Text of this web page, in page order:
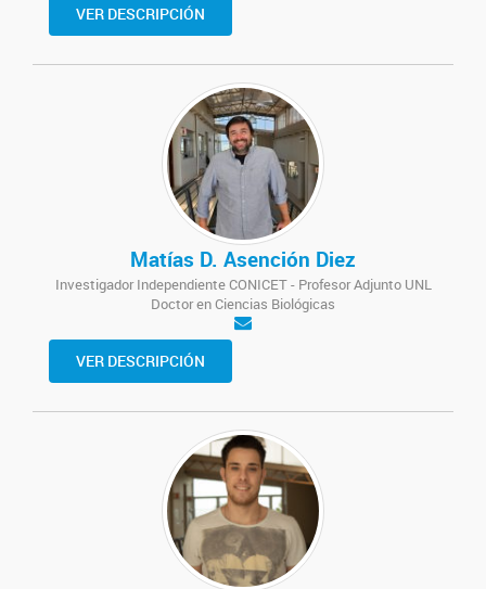
VER DESCRIPCIÓN
Matías D. Asención Diez
Investigador Independiente CONICET - Profesor Adjunto UNL
Doctor en Ciencias Biológicas
VER DESCRIPCIÓN